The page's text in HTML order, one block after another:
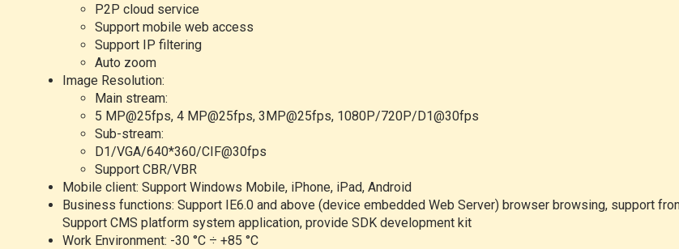
P2P cloud service
Support mobile web access
Support IP filtering
Auto zoom
Image Resolution:
Main stream:
5 MP@25fps, 4 MP@25fps, 3MP@25fps, 1080P/720P/D1@30fps
Sub-stream:
D1/VGA/640*360/CIF@30fps
Support CBR/VBR
Mobile client: Support Windows Mobile, iPhone, iPad, Android
Business functions: Support IE6.0 and above (device embedded Web Server) browser browsing, support
Support CMS platform system application, provide SDK development kit
Work Environment: -30 °C ÷ +85 °C